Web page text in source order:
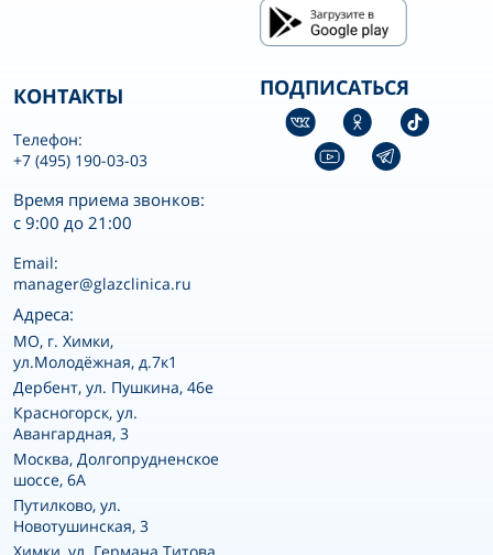
КОНТАКТЫ
Телефон:
+7 (495) 190-03-03
Время приема звонков:
с 9:00 до 21:00
Email:
manager@glazclinica.ru
Адреса:
MO, г. Химки,
ул.Молодёжная, д.7к1
Дербент, ул. Пушкина, 46е
Красногорск, ул.
Авангардная, 3
Москва, Долгопрудненское
шоссе, 6А
Путилково, ул.
Новотушинская, 3
ПОДПИСАТЬСЯ